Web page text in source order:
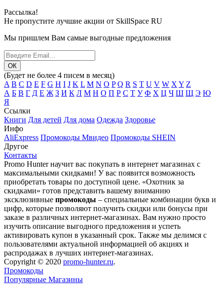
Рассылка!
Не пропустите лучшие акции от SkillSpace RU
Мы пришлем Вам самые выгодные предложения
(Будет не более 4 писем в месяц)
A B C D E F G H I J K L M N O P Q R S T U V W X Y Z
А Б В Г Д Е Ж З И К Л М Н О П Р С Т У Ф Х Ц Ч Ш Щ Э Ю
Я
Ссылки
Книги Для детей Для дома Одежда Здоровье
Инфо
AliExpress Промокоды Мвидео Промокоды SHEIN
Другое
Контакты
Promo Hunter научит вас покупать в интернет магазинах с
максимальными скидками! У вас появится возможность
приобретать товары по доступной цене. «Охотник за
скидками» готов представить вашему вниманию
эксклюзивные промокоды – специальные комбинации букв и
цифр, которые позволяют получить скидки или бонусы при
заказе в различных интернет-магазинах. Вам нужно просто
изучить описание выгодного предложения и успеть
активировать купон в указанный срок. Также мы делимся с
пользователями актуальной информацией об акциях и
распродажах в лучших интернет-магазинах.
Copyright © 2020 promo-hunter.ru.
Промокоды
Популярные Магазины